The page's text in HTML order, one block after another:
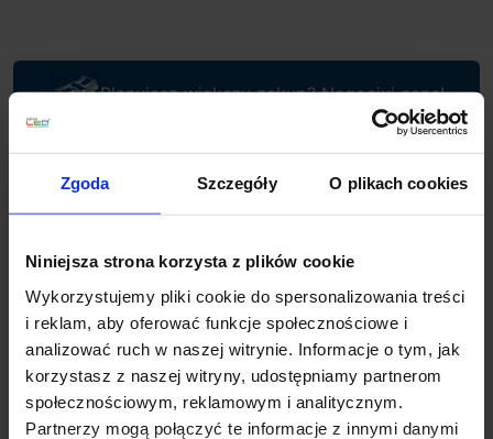
Zgoda Szczegóły O plikach cookies
Niniejsza strona korzysta z plików cookie
Wykorzystujemy pliki cookie do spersonalizowania treści
i reklam, aby oferować funkcje społecznościowe i
analizować ruch w naszej witrynie. Informacje o tym, jak
korzystasz z naszej witryny, udostępniamy partnerom
społecznościowym, reklamowym i analitycznym.
Partnerzy mogą połączyć te informacje z innymi danymi
Planujesz większy zakup? Negocjuj cenę!
Wsparcie techniczne
lub napisz do nas: pracujemy od 8:00 do 18:00,
odpowiedzi na e-maile od 8:00 do 22:00.
phone +48 694 000 777, +48 799 220 777
email sklep@salonled.pl
Metody płatności